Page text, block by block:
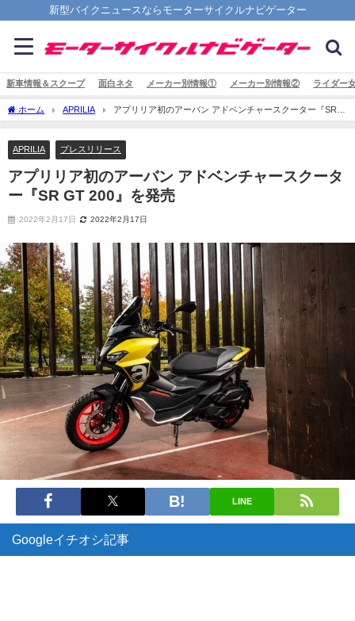
新型バイクニュースならモーターサイクルナビゲーター
新車情報＆スクープ 面白ネタ メーカー別情報① メーカー別情報② ライダー
ホーム APRILIA
アプリリア初のアーバン アドベンチャースクーター『SR
GT 200』を発売
APRILIA プレスリリース
アプリリア初のアーバン アドベンチャースクータ
ー『SR GT 200』を発売
2022年2月17日 2022年2月17日
LINE
Googleイチオシ記事